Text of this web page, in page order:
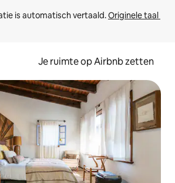
is automatisch vertaald. Originele taal
Je ruimte op Airbnb zetten